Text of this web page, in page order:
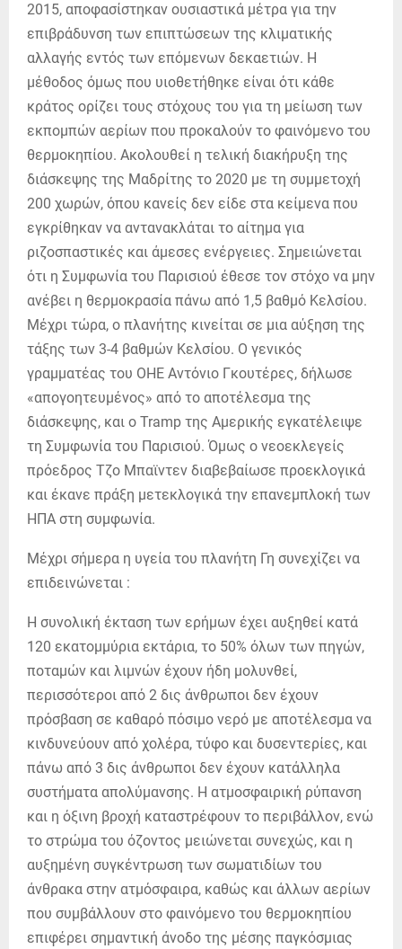
2015, αποφασίστηκαν ουσιαστικά μέτρα για την
επιβράδυνση των επιπτώσεων της κλιματικής
αλλαγής εντός των επόμενων δεκαετιών. Η
μέθοδος όμως που υιοθετήθηκε είναι ότι κάθε
κράτος ορίζει τους στόχους του για τη μείωση των
εκπομπών αερίων που προκαλούν το φαινόμενο του
θερμοκηπίου. Ακολουθεί η τελική διακήρυξη της
διάσκεψης της Μαδρίτης το 2020 με τη συμμετοχή
200 χωρών, όπου κανείς δεν είδε στα κείμενα που
εγκρίθηκαν να αντανακλάται το αίτημα για
ριζοσπαστικές και άμεσες ενέργειες. Σημειώνεται
ότι η Συμφωνία του Παρισιού έθεσε τον στόχο να μην
ανέβει η θερμοκρασία πάνω από 1,5 βαθμό Κελσίου.
Μέχρι τώρα, ο πλανήτης κινείται σε μια αύξηση της
τάξης των 3-4 βαθμών Κελσίου. Ο γενικός
γραμματέας του ΟΗΕ Αντόνιο Γκουτέρες, δήλωσε
«απογοητευμένος» από το αποτέλεσμα της
διάσκεψης, και ο Tramp της Αμερικής εγκατέλειψε
τη Συμφωνία του Παρισιού. Όμως ο νεοεκλεγείς
πρόεδρος Τζο Μπαϊντεν διαβεβαίωσε προεκλογικά
και έκανε πράξη μετεκλογικά την επανεμπλοκή των
ΗΠΑ στη συμφωνία.
Μέχρι σήμερα η υγεία του πλανήτη Γη συνεχίζει να
επιδεινώνεται :
Η συνολική έκταση των ερήμων έχει αυξηθεί κατά
120 εκατομμύρια εκτάρια, το 50% όλων των πηγών,
ποταμών και λιμνών έχουν ήδη μολυνθεί,
περισσότεροι από 2 δις άνθρωποι δεν έχουν
πρόσβαση σε καθαρό πόσιμο νερό με αποτέλεσμα να
κινδυνεύουν από χολέρα, τύφο και δυσεντερίες, και
πάνω από 3 δις άνθρωποι δεν έχουν κατάλληλα
συστήματα απολύμανσης. Η ατμοσφαιρική ρύπανση
και η όξινη βροχή καταστρέφουν το περιβάλλον, ενώ
το στρώμα του όζοντος μειώνεται συνεχώς, και η
αυξημένη συγκέντρωση των σωματιδίων του
άνθρακα στην ατμόσφαιρα, καθώς και άλλων αερίων
που συμβάλλουν στο φαινόμενο του θερμοκηπίου
επιφέρει σημαντική άνοδο της μέσης παγκόσμιας